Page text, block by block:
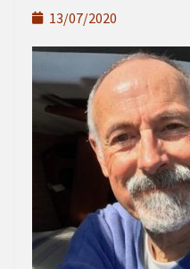
13/07/2020